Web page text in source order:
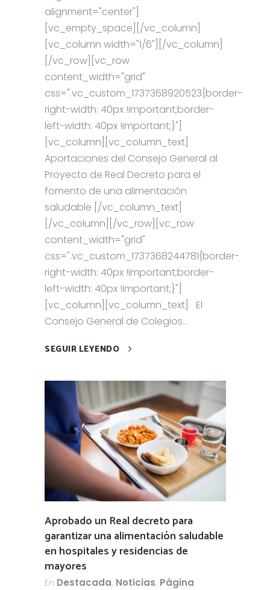
alignment="center"]
[vc_empty_space][/vc_column]
[vc_column width="1/6"][/vc_column]
[/vc_row][vc_row
content_width="grid"
css=".vc_custom_1737368920523{border-
right-width: 40px !important;border-
left-width: 40px !important;}"]
[vc_column][vc_column_text]
Aportaciones del Consejo General al
Proyecto de Real Decreto para el
fomento de una alimentación
saludable [/vc_column_text]
[/vc_column][/vc_row][vc_row
content_width="grid"
css=".vc_custom_1737368244781{border-
right-width: 40px !important;border-
left-width: 40px !important;}"]
[vc_column][vc_column_text] El
Consejo General de Colegios...
SEGUIR LEYENDO
Aprobado un Real decreto para
garantizar una alimentación saludable
en hospitales y residencias de
mayores
En Destacada, Noticias, Página